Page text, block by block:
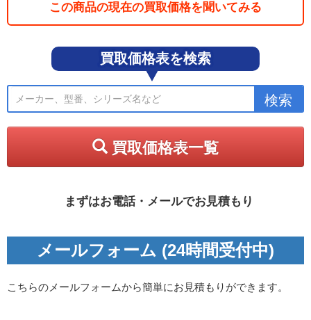
この商品の現在の買取価格を聞いてみる
買取価格表を検索
買取価格表一覧
まずはお電話・メールでお見積もり
メールフォーム (24時間受付中)
こちらのメールフォームから簡単にお見積もりができます。